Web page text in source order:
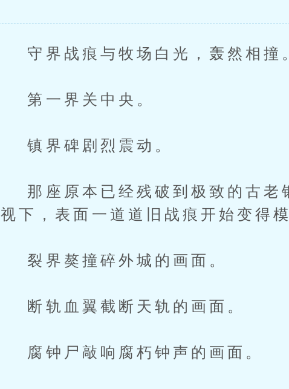
守界战痕与牧场白光，轰然相撞
第一界关中央。
镇界碑剧烈震动。
那座原本已经残破到极致的古老
视下，表面一道道旧战痕开始变得模
裂界獒撞碎外城的画面。
断轨血翼截断天轨的画面。
腐钟尸敲响腐朽钟声的画面。